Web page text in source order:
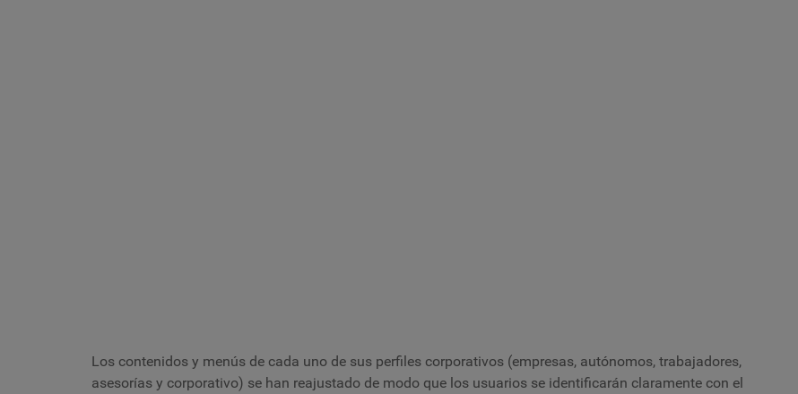
Los contenidos y menús de cada uno de sus perfiles corporativos (empresas, autónomos, trabajadores,
asesorías y corporativo) se han reajustado de modo que los usuarios se identificarán claramente con el